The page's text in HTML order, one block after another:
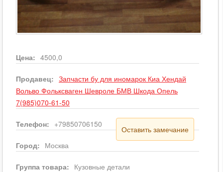
Цена: 4500,0
Продавец: Запчасти бу для иномарок Киа Хендай
Вольво Фольксваген Шевроле БМВ Шкода Опель
7(985)070-61-50
Телефон: +79850706150
Оставить замечание
Город: Москва
Группа товара: Кузовные детали